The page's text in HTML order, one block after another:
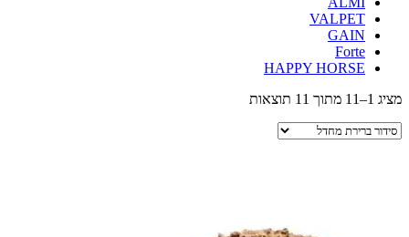
VALPET
GAIN
Forte
HAPPY HORSE
מציג 1–11 מתוך 11 תוצאות